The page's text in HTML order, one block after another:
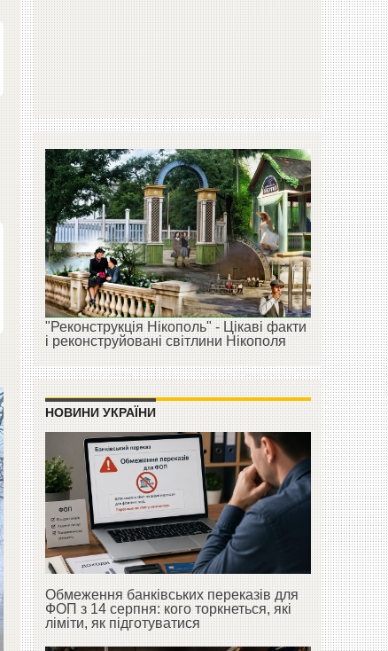
"Реконструкція Нікополь" - Цікаві факти
і реконструйовані світлини Нікополя
НОВИНИ УКРАЇНИ
Обмеження банківських переказів для
ФОП з 14 серпня: кого торкнеться, які
ліміти, як підготуватися